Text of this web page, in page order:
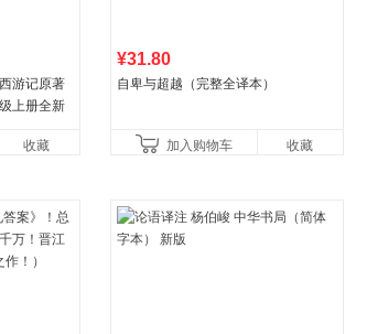
游记原著
上册全新
收藏
¥31.80
自卑与超越（完整全译本）
加入购物车 收藏